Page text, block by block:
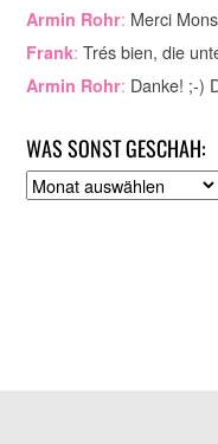
Armin Rohr: Merci
Frank: Trés bien, die
Armin Rohr: Danke! ;-)
WAS SONST GESCHAH:
A